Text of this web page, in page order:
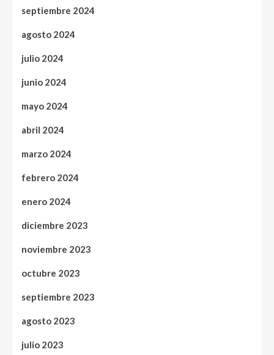
septiembre 2024
agosto 2024
julio 2024
junio 2024
mayo 2024
abril 2024
marzo 2024
febrero 2024
enero 2024
diciembre 2023
noviembre 2023
octubre 2023
septiembre 2023
agosto 2023
julio 2023